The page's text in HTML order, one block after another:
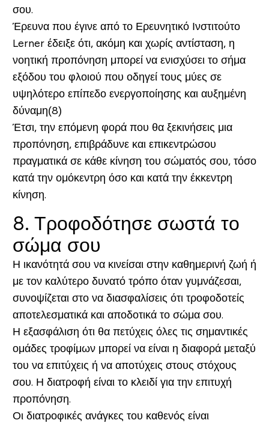
σου.
Έρευνα που έγινε από το Ερευνητικό Ινστιτούτο
Lerner έδειξε ότι, ακόμη και χωρίς αντίσταση, η
νοητική προπόνηση μπορεί να ενισχύσει το σήμα
εξόδου του φλοιού που οδηγεί τους μύες σε
υψηλότερο επίπεδο ενεργοποίησης και αυξημένη
δύναμη(8)
Έτσι, την επόμενη φορά που θα ξεκινήσεις μια
προπόνηση, επιβράδυνε και επικεντρώσου
πραγματικά σε κάθε κίνηση του σώματός σου, τόσο
κατά την ομόκεντρη όσο και κατά την έκκεντρη
κίνηση.
8. Τροφοδότησε σωστά το
σώμα σου
Η ικανότητά σου να κινείσαι στην καθημερινή ζωή ή
με τον καλύτερο δυνατό τρόπο όταν γυμνάζεσαι,
συνοψίζεται στο να διασφαλίσεις ότι τροφοδοτείς
αποτελεσματικά και αποδοτικά το σώμα σου.
Η εξασφάλιση ότι θα πετύχεις όλες τις σημαντικές
ομάδες τροφίμων μπορεί να είναι η διαφορά μεταξύ
του να επιτύχεις ή να αποτύχεις στους στόχους
σου. Η διατροφή είναι το κλειδί για την επιτυχή
προπόνηση.
Οι διατροφικές ανάγκες του καθενός είναι